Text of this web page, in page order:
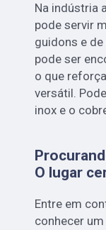
Na indústria
pode servir
guidons e
pode ser
o que
versátil.
inox e o
O lugar
Entre em
conhecer